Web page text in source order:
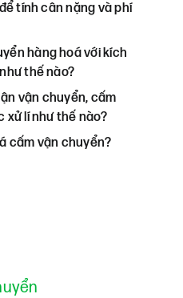
tính cân nặng và phí
hàng hoá với kích
thế nào?
vận chuyển, cấm
xử lí như thế nào?
cấm vận chuyển?